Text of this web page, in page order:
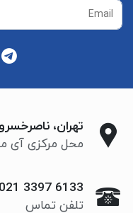
تهران،
محل مرکزی آی
021 3397 6133
تلفن تماس